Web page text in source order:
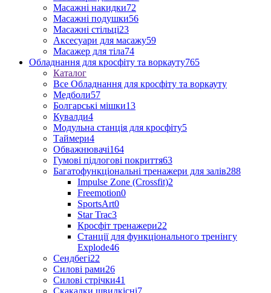
Масажні накидки72
Масажні подушки56
Масажні стільці23
Аксесуари для масажу59
Масажер для тіла74
Обладнання для кросфіту та воркауту765
Каталог
Все Обладнання для кросфіту та воркауту
Медболи57
Болгарські мішки13
Кувалди4
Модульна станція для кросфіту5
Таймери4
Обважнювачі164
Гумові підлогові покриття63
Багатофункціональні тренажери для залів288
Impulse Zone (Crossfit)2
Freemotion0
SportsArt0
Star Trac3
Кросфіт тренажери22
Станції для функціонального тренінгу
Explode46
Сендбегі22
Силові рами26
Силові стрічки41
Скакалки швидкісні7